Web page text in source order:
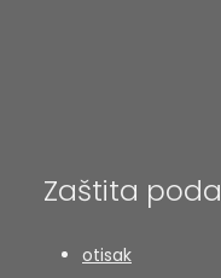
Zaštita
otisak